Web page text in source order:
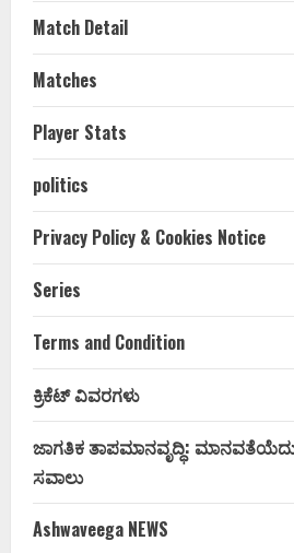
Match Detail
Matches
Player Stats
politics
Privacy Policy & Cookies Notice
Series
Terms and Condition
ಕ್ರಿಕೆಟ್ ವಿವರಗಳು
ಜಾಗತಿಕ ತಾಪಮಾನವೃದ್ಧಿ:
ಸವಾಲು
Ashwaveega NEWS